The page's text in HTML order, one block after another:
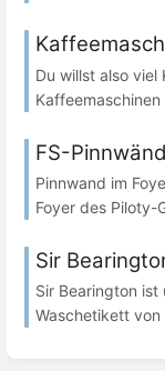
Du willst also
FS-
Pinnwand im
Foyer des Piloty-
Sir
Sir Bearington ist
Waschetikett von